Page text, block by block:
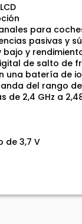
para
pasivas y
bajo y
de salto de
una batería de
del rango
de 2,4 GHz a
de 3,7 V